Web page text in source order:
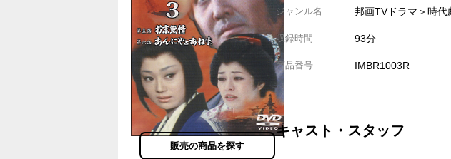
販売の商品を探す
ジャンル名 邦画TVドラマ＞時代
収録時間 93分
商品番号 IMBR1003R
キャスト・スタッフ